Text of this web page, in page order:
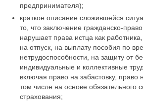
предпринимателя);
краткое описание сложившейся
то, что заключение гражданско-
нарушает права истца как
на отпуск, на выплату пособия по
нетрудоспособности, на защиту от
индивидуальные и коллективные
включая право на забастовку, право
том числе на основе обязательного
страхования;